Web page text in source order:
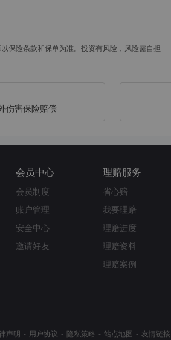
保险条款和保单为准。投资有风险，风险需自担
伤害保险赔偿
会员中心
会员制度
账户管理
安全中心
邀请好友
理赔服务
省心赔
我要理赔
理赔进度
理赔资料
理赔案例
声明 用户协议 隐私策略 站点地图 友情链接